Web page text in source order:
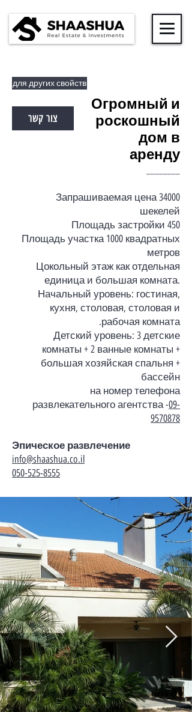
для других свойств
צור קשר
Огромный и
роскошный
дом в
аренду
Запрашиваемая цена 34000
шекелей
Площадь застройки 450
Площадь участка 1000 квадратных
метров
Цокольный этаж как отдельная
единица и большая комната.
Начальный уровень: гостиная,
кухня, столовая, столовая и
рабочая комната.
Детский уровень: 3 детские
комнаты + 2 ванные комнаты +
большая хозяйская спальня +
бассейн
на номер телефона
развлекательного агентства -09-
9570878
Эпическое развлечение
info@shaashua.co.il
050-525-8555